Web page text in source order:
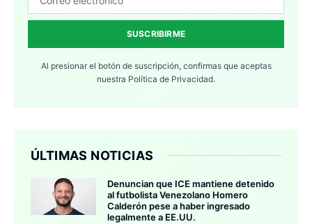
SUSCRIBIRME
Al presionar el botón de suscripción, confirmas que aceptas
nuestra Política de Privacidad.
ÚLTIMAS NOTICIAS
Denuncian que ICE mantiene detenido
al futbolista Venezolano Homero
Calderón pese a haber ingresado
legalmente a EE.UU.